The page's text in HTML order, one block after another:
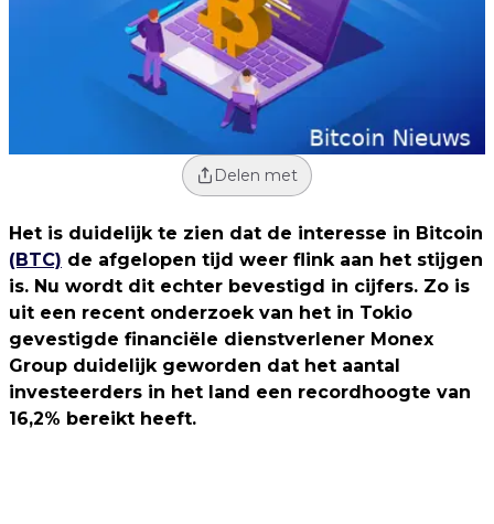
Delen met
Het is duidelijk te zien dat de interesse in Bitcoin
(BTC) de afgelopen tijd weer flink aan het stijgen
is. Nu wordt dit echter bevestigd in cijfers. Zo is
uit een recent onderzoek van het in Tokio
gevestigde financiële dienstverlener Monex
Group duidelijk geworden dat het aantal
investeerders in het land een recordhoogte van
16,2% bereikt heeft.